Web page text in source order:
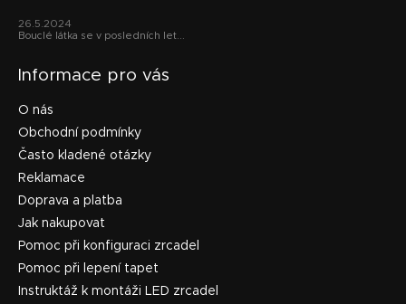
26.5.2024
Bouclé látka se v posledních let...
Informace pro vás
O nás
Obchodní podmínky
Často kladené otázky
Reklamace
Doprava a platba
Jak nakupovat
Pomoc při konfiguraci zrcadel
Pomoc při lepení tapet
Instruktáž k montáži LED zrcadel